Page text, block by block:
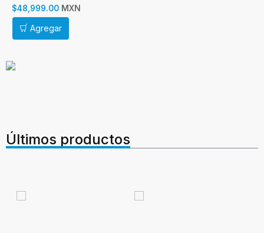
$48,999.00 MXN
Agregar
Últimos productos